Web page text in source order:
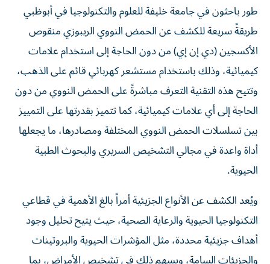
طور باحثون في جامعة خليفة للعلوم والتكنولوجيا في أبوظبي
طريقةً سريعة للكشف عن الحمض النووي الريبوزي منقوص
الأكسجين (دي إن إي) من دون الحاجة إلى استخدام علامات
كيميائية، وذلك باستخدام مستشعر كهربائي قائم على الذهب،
وتتيح هذه التقنية التعرف مباشرةً على الحمض النووي من دون
الحاجة إلى أي علامات كيميائية، كما تتميز بقدرتها على التمييز
بين تسلسلات الحمض النووي المختلفة ومصادرها، ما يجعلها
أداة واعدة في مجالي التشخيص السريري والبحوث الطبية
الحيوية.
ويُعد الكشف عن الأنواع الجزيئية أمراً بالغ الأهمية في قطاعي
التكنولوجيا الحيوية والرعاية الصحية، حيث يتيح تحليل وجود
أهداف جزيئية محددة، مثل المؤشرات الحيوية والبروتينات